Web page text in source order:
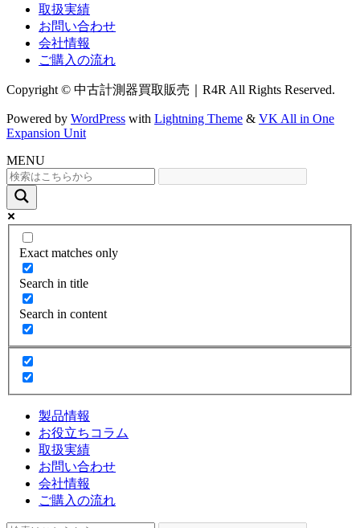
取扱実績
お問い合わせ
会社情報
ご購入の流れ
Copyright © 中古計測器買取販売｜R4R All Rights Reserved.
Powered by WordPress with Lightning Theme & VK All in One
Expansion Unit
MENU
Exact matches only
Search in title
Search in content
製品情報
お役立ちコラム
取扱実績
お問い合わせ
会社情報
ご購入の流れ